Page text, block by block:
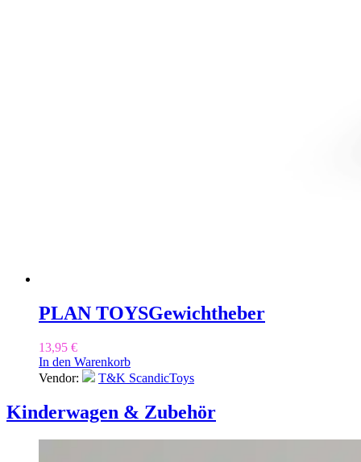
PLAN TOYSGewichtheber
13,95 €
In den Warenkorb
Vendor:
T&K ScandicToys
Kinderwagen & Zubehör